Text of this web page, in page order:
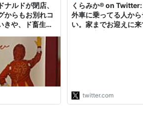
ルドが閉店、
からもお別れコ
きや、ド畜生す
くらみか®︎ on
外車に乗ってる人か
い。家までお迎えに
twitter.com